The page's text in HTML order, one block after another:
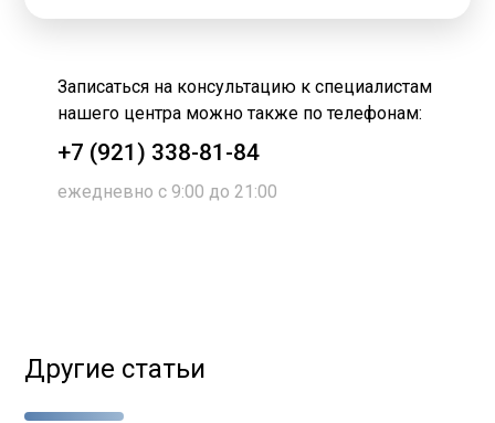
Записаться на консультацию к специалистам
нашего центра можно также по телефонам:
+7 (921) 338-81-84
ежедневно с 9:00 до 21:00
Другие статьи